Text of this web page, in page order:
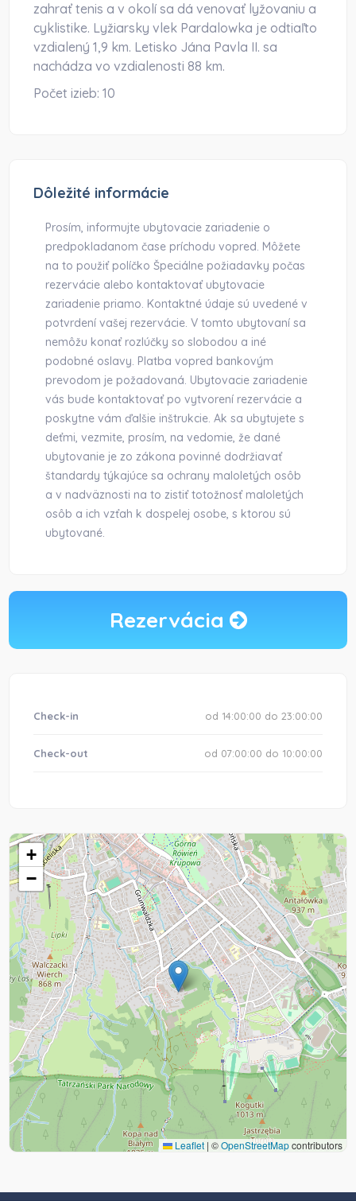
zahrať tenis a v okolí sa dá venovať lyžovaniu a
cyklistike. Lyžiarsky vlek Pardalowka je odtiaľto
vzdialený 1,9 km. Letisko Jána Pavla II. sa
nachádza vo vzdialenosti 88 km.
Počet izieb:10
Dôležité informácie
Prosím, informujte ubytovacie zariadenie o
predpokladanom čase príchodu vopred. Môžete
na to použiť políčko Špeciálne požiadavky počas
rezervácie alebo kontaktovať ubytovacie
zariadenie priamo. Kontaktné údaje sú uvedené v
potvrdení vašej rezervácie. V tomto ubytovaní sa
nemôžu konať rozlúčky so slobodou a iné
podobné oslavy. Platba vopred bankovým
prevodom je požadovaná. Ubytovacie zariadenie
vás bude kontaktovať po vytvorení rezervácie a
poskytne vám ďalšie inštrukcie. Ak sa ubytujete s
deťmi, vezmite, prosím, na vedomie, že dané
ubytovanie je zo zákona povinné dodržiavať
štandardy týkajúce sa ochrany maloletých osôb
a v nadväznosti na to zistiť totožnosť maloletých
osôb a ich vzťah k dospelej osobe, s ktorou sú
ubytované.
Rezervácia
Check-in od 14:00:00 do 23:00:00
Check-out od 07:00:00 do 10:00:00
+
−
Leaflet | ©OpenStreetMapcontributors